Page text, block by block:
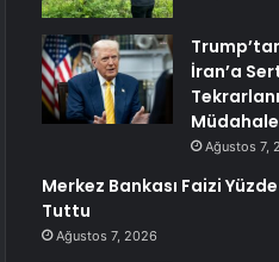
İran’a
Ağustos 7,
Merkez Bankası Faizi
Tuttu
Ağustos 7, 2026